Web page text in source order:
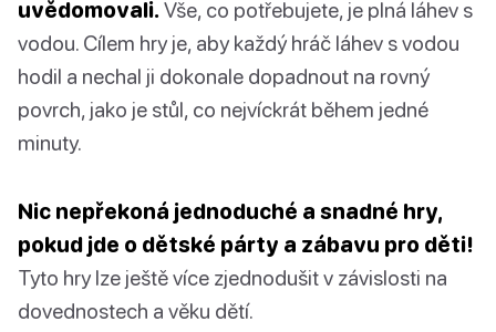
uvědomovali. Vše, co potřebujete, je plná láhev s
vodou. Cílem hry je, aby každý hráč láhev s vodou
hodil a nechal ji dokonale dopadnout na rovný
povrch, jako je stůl, co nejvíckrát během jedné
minuty.
Nic nepřekoná jednoduché a snadné hry,
pokud jde o dětské párty a zábavu pro děti!
Tyto hry lze ještě více zjednodušit v závislosti na
dovednostech a věku dětí.